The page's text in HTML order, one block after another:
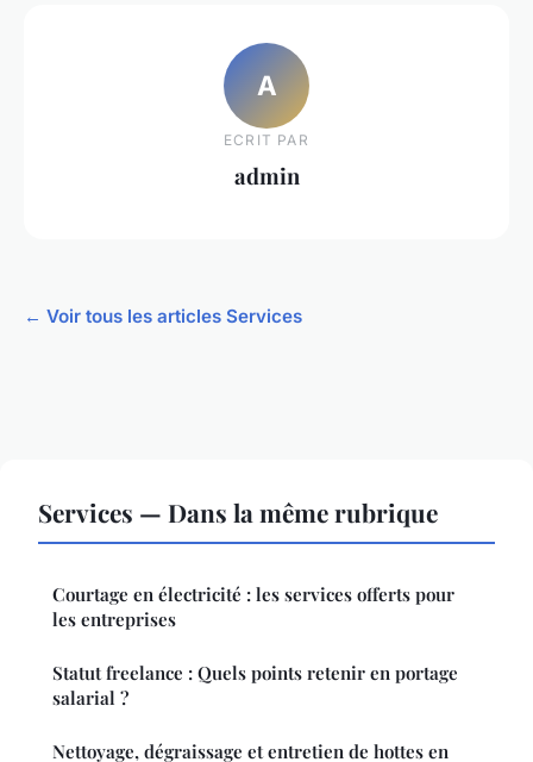
A
ECRIT PAR
admin
← Voir tous les articles Services
Services — Dans la même rubrique
Courtage en électricité : les services offerts pour
les entreprises
Statut freelance : Quels points retenir en portage
salarial ?
Nettoyage, dégraissage et entretien de hottes en